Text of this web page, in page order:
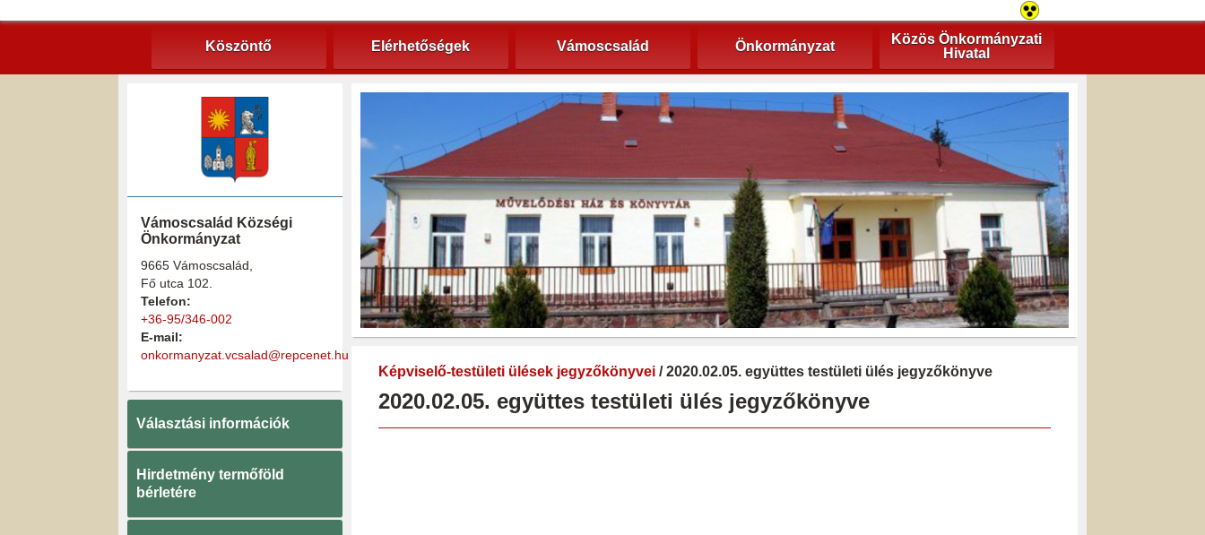
Köszöntő Elérhetőségek Vámoscsalád Önkormányzat
Közös Önkormányzati
Hivatal
Vámoscsalád Községi
Önkormányzat
9665 Vámoscsalád,
Fő utca 102.
Telefon:
+36-95/346-002
E-mail:
onkormanyzat.vcsalad@repcenet.hu
Választási információk
Hirdetmény termőföld
bérletére
Képviselő-testületi ülések jegyzőkönyvei / 2020.02.05. együttes testületi ülés jegyzőkönyve
2020.02.05. együttes testületi ülés jegyzőkönyve